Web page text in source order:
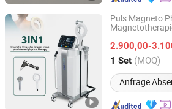
Puls Magneto
2.900,00-
1 Set (MOQ)
Anfrage
Beijing Sleeper Beauty Technology
Beijing, China Seit 2025